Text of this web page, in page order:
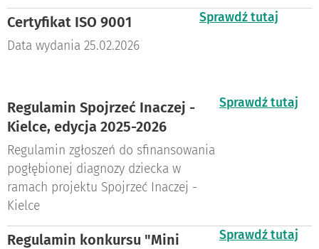
Certyfikat ISO 9001
Data wydania 25.02.2026
Sprawdź tutaj
Regulamin Spojrzeć Inaczej -
Kielce, edycja 2025-2026
Regulamin zgłoszeń do sfinansowania
pogłębionej diagnozy dziecka w
ramach projektu Spojrzeć Inaczej -
Kielce
Sprawdź tutaj
Regulamin konkursu "Mini
Sprawdź tutaj